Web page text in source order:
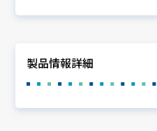
製品情報詳細